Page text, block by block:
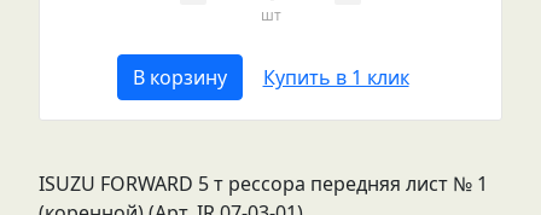
шт
В корзину Купить в 1 клик
ISUZU FORWARD 5 т рессора передняя лист № 1